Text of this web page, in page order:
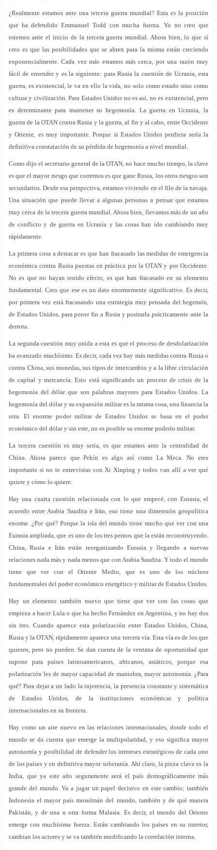
¿Realmente estamos ante una tercera guerra mundial? Esta es la posición
que ha defendido Emmanuel Todd con mucha fuerza. Yo no creo que
estemos ante el inicio de la tercera guerra mundial. Ahora bien, lo que sí
creo es que las posibilidades que se abren para la misma están creciendo
exponencialmente. Cada vez más estamos más cerca, por una razón muy
fácil de entender y es la siguiente: para Rusia la cuestión de Ucrania, esta
guerra, es existencial, le va en ello la vida, no solo como estado sino como
cultura y civilización. Para Estados Unidos no es así, no es existencial, pero
es determinante para mantener su hegemonía. La guerra en Ucrania, la
guerra de la OTAN contra Rusia y la guerra, al fin y al cabo, entre Occidente
y Oriente, es muy importante. Porque si Estados Unidos perdiera sería la
definitiva constatación de su pérdida de hegemonía a nivel mundial.
Como dijo el secretario general de la OTAN, no hace mucho tiempo, la clave
es que el mayor riesgo que corremos es que gane Rusia, los otros riesgos son
secundarios. Desde esa perspectiva, estamos viviendo en el filo de la navaja.
Una situación que puede llevar a algunas personas a pensar que estamos
muy cerca de la tercera guerra mundial. Ahora bien, llevamos más de un año
de conflicto y de guerra en Ucrania y las cosas han ido cambiando muy
rápidamente.
La primera cosa a destacar es que han fracasado las medidas de emergencia
económica contra Rusia puestas en práctica por la OTAN y por Occidente.
No es que no hayan tenido efecto, es que han fracasado en su elemento
fundamental. Creo que ese es un dato enormemente significativo. Es decir,
por primera vez está fracasando una estrategia muy pensada del hegemón,
de Estados Unidos, para poner fin a Rusia y postrarla prácticamente ante la
derrota.
La segunda cuestión muy unida a esta es que el proceso de desdolarización
ha avanzado muchísimo. Es decir, cada vez hay más medidas contra Rusia o
contra China, sus monedas, sus tipos de intercambio y a la libre circulación
de capital y mercancía. Esto está significando un proceso de crisis de la
hegemonía del dólar que son palabras mayores para Estados Unidos. La
hegemonía del dólar y su expansión militar es la misma cosa, una financia la
otra. El enorme poder militar de Estados Unidos se basa en el poder
económico del dólar y sin este, no es posible su enorme poderío militar.
La tercera cuestión es muy seria, es que estamos ante la centralidad de
China. Ahora parece que Pekín es algo así como La Meca. No eres
importante si no te entrevistas con Xi Xinping y todos van allí a ver qué
quiere y cómo lo quiere.
Hay una cuarta cuestión relacionada con lo que empecé, con Eurasia, el
acuerdo entre Arabia Saudita e Irán, eso tiene una dimensión geopolítica
enorme. ¿Por qué? Porque la isla del mundo tiene mucho que ver con una
Eurasia ampliada, que es uno de los tres pernos que la están reconstruyendo.
China, Rusia e Irán están reorganizando Eurasia y llegando a nuevas
relaciones nada más y nada menos que con Arabia Saudita. Y todo el mundo
tiene que ver con el Oriente Medio, que es uno de los núcleos
fundamentales del poder económico energético y militar de Estados Unidos.
Hay un elemento también nuevo que tiene que ver con las cosas que
empieza a hacer Lula o que ha hecho Fernández en Argentina, y no hay dos
sin tres. Cuando aparece esta polarización entre Estados Unidos, China,
Rusia y la OTAN, rápidamente aparece una tercera vía. Esta vía es de los que
quieren, pero no pueden. Se dan cuenta de la ventana de oportunidad que
supone para países latinoamericanos, africanos, asiáticos, porque esa
polarización les de mayor capacidad de maniobra, mayor autonomía. ¿Para
qué? Para dejar a un lado la injerencia, la presencia constante y sistemática
de Estados Unidos, de la instituciones económicas y política
internacionales en su frontera.
Hay como un aire nuevo en las relaciones internacionales, donde todo el
mundo se da cuenta que emerge la multipolaridad, y eso significa mayor
autonomía y posibilidad de defender los intereses estratégicos de cada uno
de los países y en definitiva mayor soberanía. Ahí claro, la pieza clave es la
India, que ya este año seguramente será el país demográficamente más
grande del mundo. Va a jugar un papel decisivo en este cambio; también
Indonesia el mayor país musulmán del mundo, también y de qué manera
Pakistán, y de una u otra forma Malasia. Es decir, el mundo del Oriente
emerge con muchísima fuerza. Están cambiando los países en su interior,
cambian los actores y se va también modificando la correlación interna.